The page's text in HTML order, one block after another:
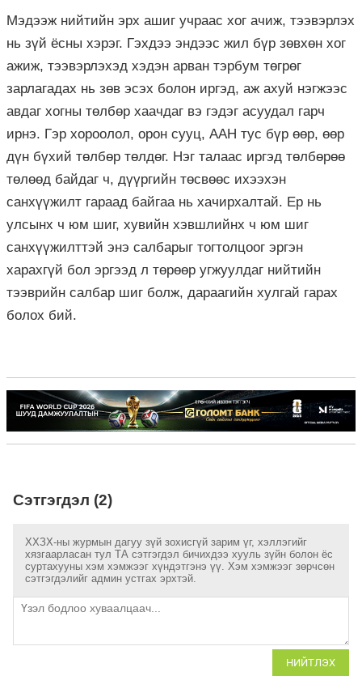
Мэдээж нийтийн эрх ашиг учраас хог ачиж, тээвэрлэх
нь зүй ёсны хэрэг. Гэхдээ эндээс жил бүр зөвхөн хог
ажиж, тээвэрлэхэд хэдэн арван тэрбум төгрөг
зарлагадах нь зөв эсэх болон иргэд, аж ахуй нэгжээс
авдаг хогны төлбөр хаачдаг вэ гэдэг асуудал гарч
ирнэ. Гэр хороолол, орон сууц, ААН тус бүр өөр, өөр
дүн бүхий төлбөр төлдөг. Нэг талаас иргэд төлбөрөө
төлөөд байдаг ч, дүүргийн төсвөөс ихээхэн
санхүүжилт гараад байгаа нь хачирхалтай. Ер нь
улсынх ч юм шиг, хувийн хэвшлийнх ч юм шиг
санхүүжилттэй энэ салбарыг тогтолцоог эргэн
харахгүй бол эргээд л төрөөр угжуулдаг нийтийн
тээврийн салбар шиг болж, дараагийн хулгай гарах
болох бий.
Сэтгэгдэл (2)
ХХЗХ-ны журмын дагуу зүй зохисгүй зарим үг, хэллэгийг
хязгаарласан тул ТА сэтгэгдэл бичихдээ хууль зүйн болон ёс
суртахууны хэм хэмжээг хүндэтгэнэ үү. Хэм хэмжээг зөрчсөн
сэтгэгдэлийг админ устгах эрхтэй.
НИЙТЛЭХ